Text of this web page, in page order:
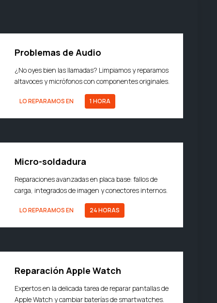
Problemas de Audio
¿No oyes bien las llamadas? Limpiamos y reparamos
altavoces y micrófonos con componentes originales.
LO REPARAMOS EN 1 HORA
Micro-soldadura
Reparaciones avanzadas en placa base: fallos de
carga, integrados de imagen y conectores internos.
LO REPARAMOS EN 24 HORAS
Reparación Apple Watch
Expertos en la delicada tarea de reparar pantallas de
Apple Watch y cambiar baterías de smartwatches.